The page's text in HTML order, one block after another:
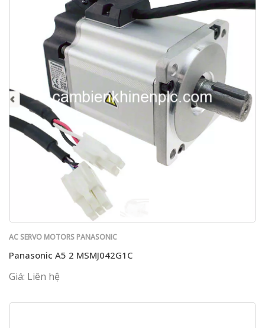
AC SERVO MOTORS PANASONIC
Panasonic A5 2 MSMJ042G1C
Giá: Liên hệ